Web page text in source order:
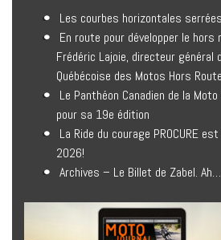
Les courbes horizontales serrées
En route pour développer le
Frédéric Lajoie, directeur général
Québécoise des Motos Hors Route
Le Panthéon Canadien de la
pour sa 19e édition
La Ride du courage PROCURE
2026!
Archives – Le Billet de Zabel.